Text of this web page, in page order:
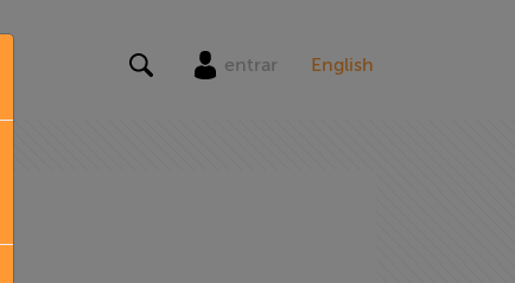
entrar English